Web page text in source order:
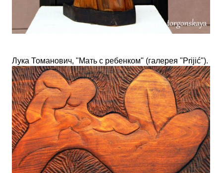
Лука Томанович, "Мать с ребенком" (галерея "Prijić").